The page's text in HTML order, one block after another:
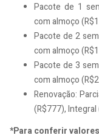
Pacote de 1
com almoço
Pacote de 2
com almoço
Pacote de 3
com almoço
Renovação:
(R$777), Integral
*Para conferir